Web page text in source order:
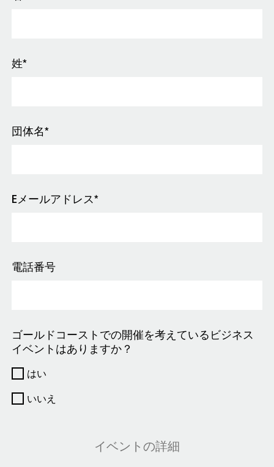
姓*
団体名*
Eメールアドレス*
電話番号
ゴールドコーストでの開催を考えているビジネス
イベントはありますか？
はい
いいえ
イベントの詳細